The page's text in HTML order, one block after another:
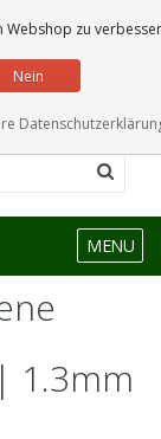
0 Artikel
MENU
1.3mm
zu
Nein